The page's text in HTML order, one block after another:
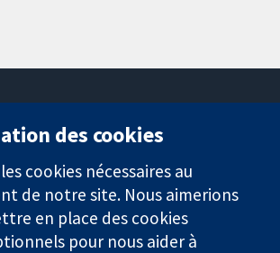
11-13 Cavendish
Square
Londres
W1G0AN
Royaume-Uni
nous
Actualités
Service de
presse
Qui sommes-
des cookies
cookies nécessaires au
de notre site. Nous aimerions
en place des cookies
pour nous aider à